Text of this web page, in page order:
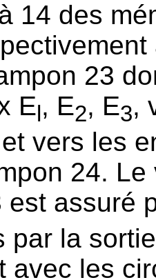
14 des
23
E , E2, E3,
vers les
24.
est assuré
par la
avec les